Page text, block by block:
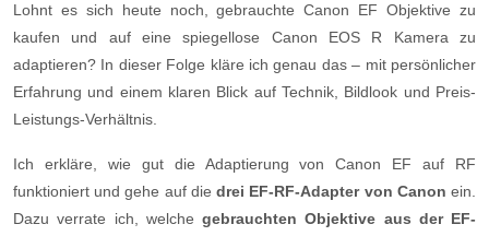
Lohnt es sich heute noch, gebrauchte Canon EF Objektive zu
kaufen und auf eine spiegellose Canon EOS R Kamera zu
adaptieren? In dieser Folge kläre ich genau das – mit persönlicher
Erfahrung und einem klaren Blick auf Technik, Bildlook und Preis-
Leistungs-Verhältnis.
Ich erkläre, wie gut die Adaptierung von Canon EF auf RF
funktioniert und gehe auf diedrei EF-RF-Adapter von Canon ein.
Dazu verrate ich, welche gebrauchten Objektive aus der EF-